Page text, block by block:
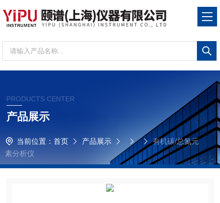
PRODUCTS CENTER
产品展示
当前位置： 首页 产品展示
有机碳/总氮元
素分析仪